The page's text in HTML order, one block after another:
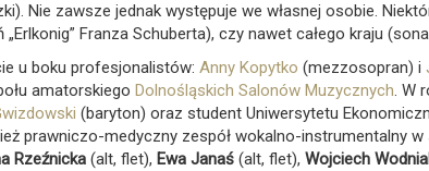
Nie zawsze jednak występuje we własnej osobie.
„Erlkonig” Franza Schuberta), czy nawet całego kraju
u boku profesjonalistów: Anny Kopytko (mezzosopran) i
amatorskiego Dolnośląskich Salonów Muzycznych. W
(baryton) oraz student Uniwersytetu
prawniczo-medyczny zespół wokalno-instrumentalny w
Rzeźnicka (alt, flet), Ewa Janaś (alt, flet), Wojciech